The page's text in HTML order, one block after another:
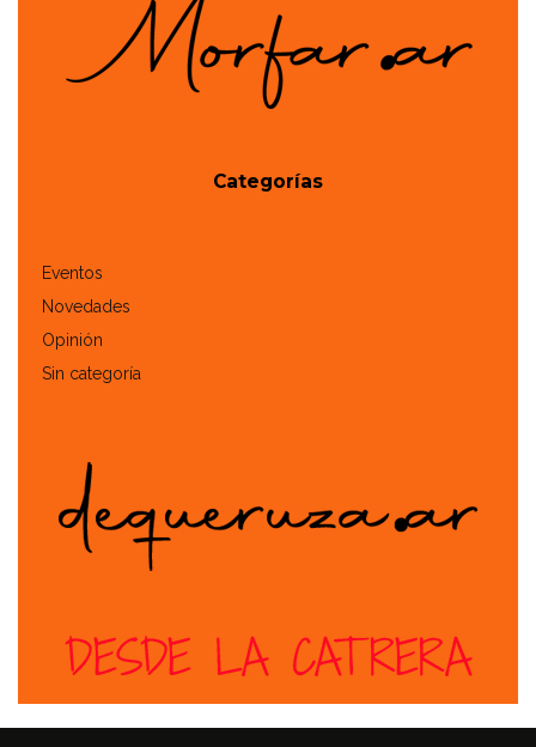
Categorías
Eventos
Novedades
Opinión
Sin categoría